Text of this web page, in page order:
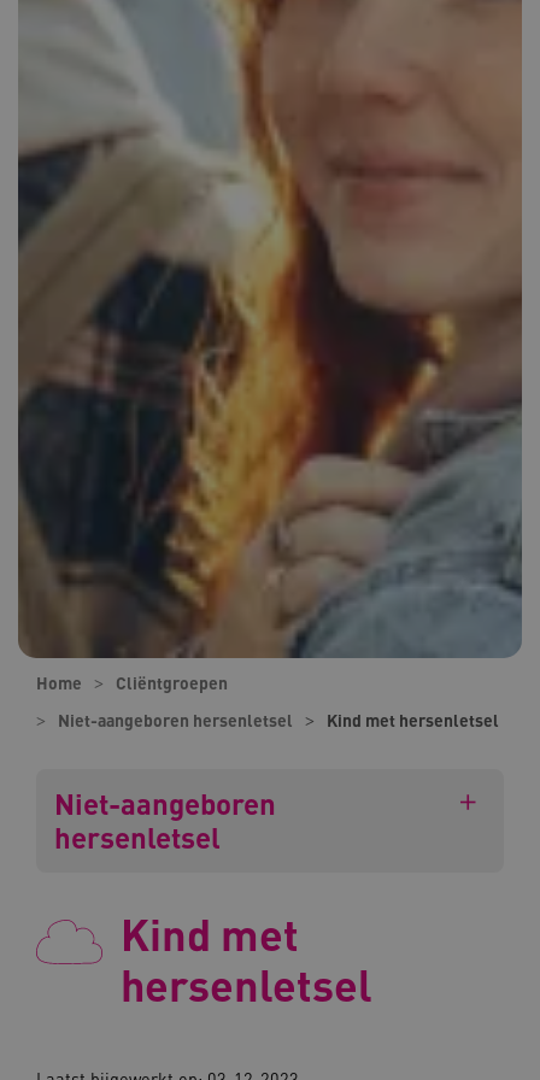
Home
Cliëntgroepen
Niet-aangeboren hersenletsel
Kind met hersenletsel
Niet-aangeboren
hersenletsel
Kind met
hersenletsel